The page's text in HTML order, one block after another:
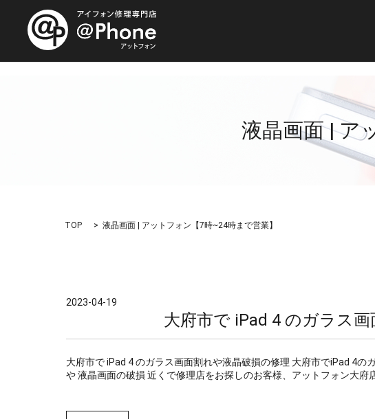
液晶画面 | ア
TOP 液晶画面 | アットフォン【7時~24時まで営業】
2023-04-19
大府市で iPad 4 のガラス
大府市で iPad 4 のガラス画面割れや液晶破損の修理 大府市でiPad 4
や 液晶画面の破損 近くで修理店をお探しのお客様、アットフォン大府